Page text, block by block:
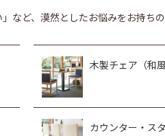
など、漠然としたお悩みをお持
木製チェア（和風
カウンター・ス